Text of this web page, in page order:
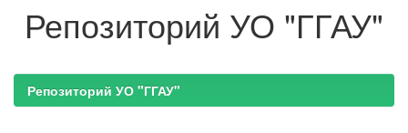
Репозиторий УО "ГГАУ"
Репозиторий УО "ГГАУ"